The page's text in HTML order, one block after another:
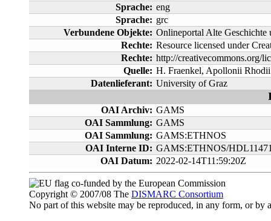
Sprache: eng
Sprache: grc
Verbundene Objekte: Onlineportal Alte Geschichte
Rechte: Resource licensed under
Rechte: http://creativecommons.org/
Quelle: H. Fraenkel, Apollonii
Datenlieferant: University of Graz
OAI Archiv: GAMS
OAI Sammlung: GAMS
OAI Sammlung: GAMS:ETHNOS
OAI Interne ID: GAMS:ETHNOS/
OAI Datum: 2022-02-14T11:59:20Z
co-funded by the European Commission
Copyright © 2007/08 The DISMARC Consortium
No part of this website may be reproduced, in any form, or